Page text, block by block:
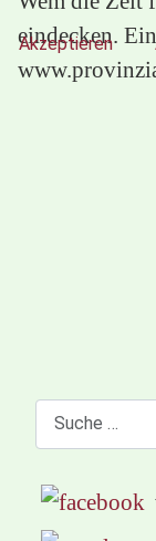
eindecken.
Akzeptieren